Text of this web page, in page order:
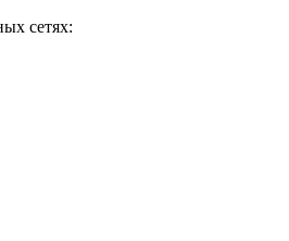
сетях: